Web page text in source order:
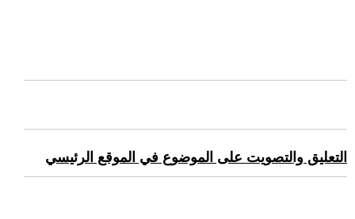
التعليق والتصويت على الموضوع في الموقع الرئيسي